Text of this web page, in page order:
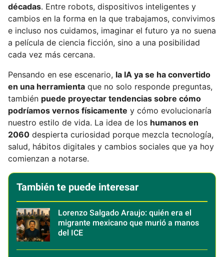
décadas. Entre robots, dispositivos inteligentes y
cambios en la forma en la que trabajamos, convivimos
e incluso nos cuidamos, imaginar el futuro ya no suena
a película de ciencia ficción, sino a una posibilidad
cada vez más cercana.
Pensando en ese escenario, la IA ya se ha convertido
en una herramienta que no solo responde preguntas,
también puede proyectar tendencias sobre cómo
podríamos vernos físicamente y cómo evolucionaría
nuestro estilo de vida. La idea de los humanos en
2060 despierta curiosidad porque mezcla tecnología,
salud, hábitos digitales y cambios sociales que ya hoy
comienzan a notarse.
También te puede interesar
Lorenzo Salgado Araujo: quién era el
migrante mexicano que murió a manos
del ICE